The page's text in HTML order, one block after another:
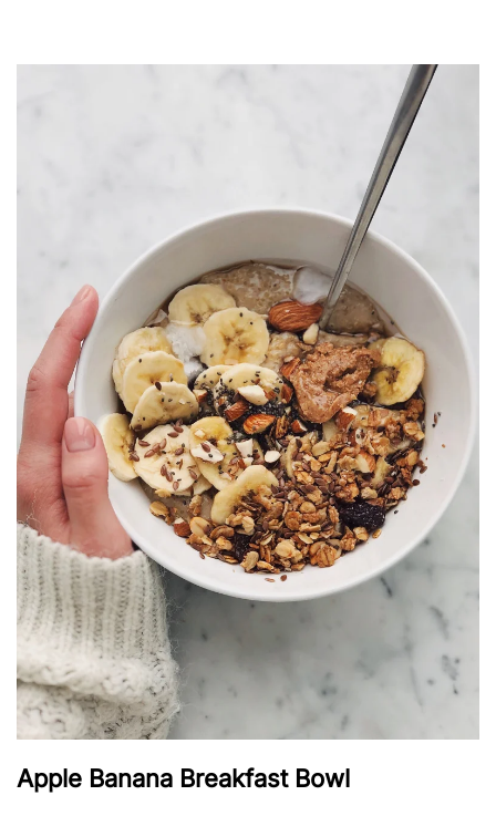
Stew
Apple Banana Breakfast Bowl